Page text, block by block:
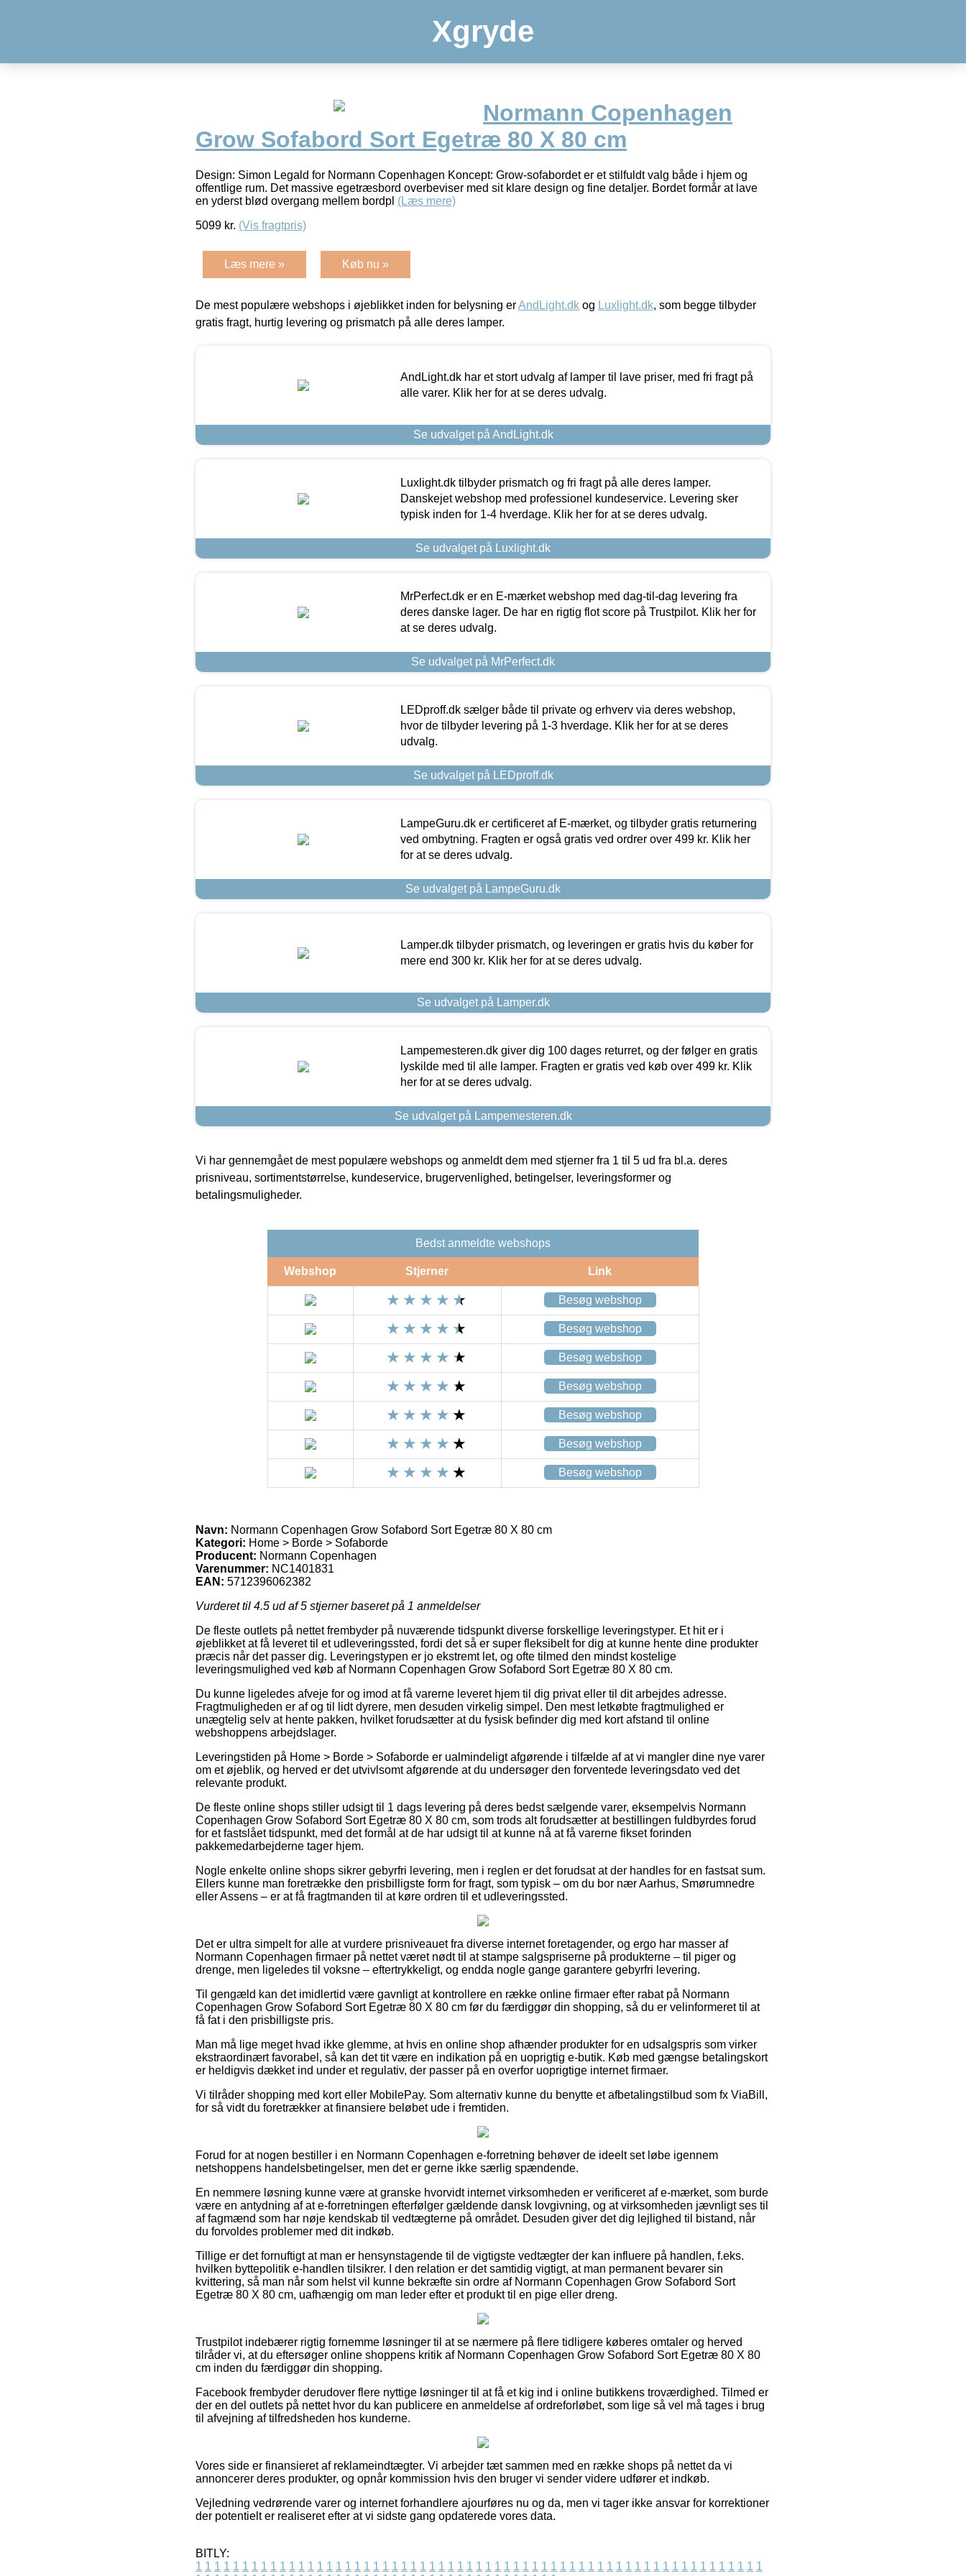
Xgryde
Normann Copenhagen
Grow Sofabord Sort Egetræ 80 X 80 cm
Design: Simon Legald for Normann Copenhagen Koncept: Grow-sofabordet er et stilfuldt valg både i hjem og
offentlige rum. Det massive egetræsbord overbeviser med sit klare design og fine detaljer. Bordet formår at lave
en yderst blød overgang mellem bordpl (Læs mere)
5099 kr. (Vis fragtpris)
Læs mere » Køb nu »
De mest populære webshops i øjeblikket inden for belysning erAndLight.dk og Luxlight.dk, som begge tilbyder
gratis fragt, hurtig levering og prismatch på alle deres lamper.
AndLight.dk har et stort udvalg af lamper til lave priser, med fri fragt på
alle varer. Klik her for at se deres udvalg.
Se udvalget på AndLight.dk
Luxlight.dk tilbyder prismatch og fri fragt på alle deres lamper.
Danskejet webshop med professionel kundeservice. Levering sker
typisk inden for 1-4 hverdage. Klik her for at se deres udvalg.
Se udvalget på Luxlight.dk
MrPerfect.dk er en E-mærket webshop med dag-til-dag levering fra
deres danske lager. De har en rigtig flot score på Trustpilot. Klik her for
at se deres udvalg.
Se udvalget på MrPerfect.dk
LEDproff.dk sælger både til private og erhverv via deres webshop,
hvor de tilbyder levering på 1-3 hverdage. Klik her for at se deres
udvalg.
Se udvalget på LEDproff.dk
LampeGuru.dk er certificeret af E-mærket, og tilbyder gratis returnering
ved ombytning. Fragten er også gratis ved ordrer over 499 kr. Klik her
for at se deres udvalg.
Se udvalget på LampeGuru.dk
Lamper.dk tilbyder prismatch, og leveringen er gratis hvis du køber for
mere end 300 kr. Klik her for at se deres udvalg.
Se udvalget på Lamper.dk
Lampemesteren.dk giver dig 100 dages returret, og der følger en gratis
lyskilde med til alle lamper. Fragten er gratis ved køb over 499 kr. Klik
her for at se deres udvalg.
Se udvalget på Lampemesteren.dk
Vi har gennemgået de mest populære webshops og anmeldt dem med stjerner fra 1 til 5 ud fra bl.a. deres
prisniveau, sortimentstørrelse, kundeservice, brugervenlighed, betingelser, leveringsformer og
betalingsmuligheder.
Bedst anmeldte webshops
Webshop Stjerner Link
Besøg webshop
Besøg webshop
Besøg webshop
Besøg webshop
Besøg webshop
Besøg webshop
Besøg webshop
Navn: Normann Copenhagen Grow Sofabord Sort Egetræ 80 X 80 cm
Kategori: Home > Borde > Sofaborde
Producent: Normann Copenhagen
Varenummer: NC1401831
EAN: 5712396062382
Vurderet til 4.5 ud af 5 stjerner baseret på 1 anmeldelser
De fleste outlets på nettet frembyder på nuværende tidspunkt diverse forskellige leveringstyper. Et hit er i
øjeblikket at få leveret til et udleveringssted, fordi det så er super fleksibelt for dig at kunne hente dine produkter
præcis når det passer dig. Leveringstypen er jo ekstremt let, og ofte tilmed den mindst kostelige
leveringsmulighed ved køb af Normann Copenhagen Grow Sofabord Sort Egetræ 80 X 80 cm.
Du kunne ligeledes afveje for og imod at få varerne leveret hjem til dig privat eller til dit arbejdes adresse.
Fragtmuligheden er af og til lidt dyrere, men desuden virkelig simpel. Den mest letkøbte fragtmulighed er
unægtelig selv at hente pakken, hvilket forudsætter at du fysisk befinder dig med kort afstand til online
webshoppens arbejdslager.
Leveringstiden på Home > Borde > Sofaborde er ualmindeligt afgørende i tilfælde af at vi mangler dine nye varer
om et øjeblik, og herved er det utvivlsomt afgørende at du undersøger den forventede leveringsdato ved det
relevante produkt.
De fleste online shops stiller udsigt til 1 dags levering på deres bedst sælgende varer, eksempelvis Normann
Copenhagen Grow Sofabord Sort Egetræ 80 X 80 cm, som trods alt forudsætter at bestillingen fuldbyrdes forud
for et fastslået tidspunkt, med det formål at de har udsigt til at kunne nå at få varerne fikset forinden
pakkemedarbejderne tager hjem.
Nogle enkelte online shops sikrer gebyrfri levering, men i reglen er det forudsat at der handles for en fastsat sum.
Ellers kunne man foretrække den prisbilligste form for fragt, som typisk – om du bor nær Aarhus, Smørumnedre
eller Assens – er at få fragtmanden til at køre ordren til et udleveringssted.
Det er ultra simpelt for alle at vurdere prisniveauet fra diverse internet foretagender, og ergo har masser af
Normann Copenhagen firmaer på nettet været nødt til at stampe salgspriserne på produkterne – til piger og
drenge, men ligeledes til voksne – eftertrykkeligt, og endda nogle gange garantere gebyrfri levering.
Til gengæld kan det imidlertid være gavnligt at kontrollere en række online firmaer efter rabat på Normann
Copenhagen Grow Sofabord Sort Egetræ 80 X 80 cm før du færdiggør din shopping, så du er velinformeret til at
få fat i den prisbilligste pris.
Man må lige meget hvad ikke glemme, at hvis en online shop afhænder produkter for en udsalgspris som virker
ekstraordinært favorabel, så kan det tit være en indikation på en uoprigtig e-butik. Køb med gængse betalingskort
er heldigvis dækket ind under et regulativ, der passer på en overfor uoprigtige internet firmaer.
Vi tilråder shopping med kort eller MobilePay. Som alternativ kunne du benytte et afbetalingstilbud som fx ViaBill,
for så vidt du foretrækker at finansiere beløbet ude i fremtiden.
Forud for at nogen bestiller i en Normann Copenhagen e-forretning behøver de ideelt set løbe igennem
netshoppens handelsbetingelser, men det er gerne ikke særlig spændende.
En nemmere løsning kunne være at granske hvorvidt internet virksomheden er verificeret af e-mærket, som burde
være en antydning af at e-forretningen efterfølger gældende dansk lovgivning, og at virksomheden jævnligt ses til
af fagmænd som har nøje kendskab til vedtægterne på området. Desuden giver det dig lejlighed til bistand, når
du forvoldes problemer med dit indkøb.
Tillige er det fornuftigt at man er hensynstagende til de vigtigste vedtægter der kan influere på handlen, f.eks.
hvilken byttepolitik e-handlen tilsikrer. I den relation er det samtidig vigtigt, at man permanent bevarer sin
kvittering, så man når som helst vil kunne bekræfte sin ordre af Normann Copenhagen Grow Sofabord Sort
Egetræ 80 X 80 cm, uafhængig om man leder efter et produkt til en pige eller dreng.
Trustpilot indebærer rigtig fornemme løsninger til at se nærmere på flere tidligere køberes omtaler og herved
tilråder vi, at du eftersøger online shoppens kritik af Normann Copenhagen Grow Sofabord Sort Egetræ 80 X 80
cm inden du færdiggør din shopping.
Facebook frembyder derudover flere nyttige løsninger til at få et kig ind i online butikkens troværdighed. Tilmed er
der en del outlets på nettet hvor du kan publicere en anmeldelse af ordreforløbet, som lige så vel må tages i brug
til afvejning af tilfredsheden hos kunderne.
Vores side er finansieret af reklameindtægter. Vi arbejder tæt sammen med en række shops på nettet da vi
annoncerer deres produkter, og opnår kommission hvis den bruger vi sender videre udfører et indkøb.
Vejledning vedrørende varer og internet forhandlere ajourføres nu og da, men vi tager ikke ansvar for korrektioner
der potentielt er realiseret efter at vi sidste gang opdaterede vores data.
BITLY:
1 1 1 1 1 1 1 1 1 1 1 1 1 1 1 1 1 1 1 1 1 1 1 1 1 1 1 1 1 1 1 1 1 1 1 1 1 1 1 1 1 1 1 1 1 1 1 1 1 1 1 1 1 1 1 1 1 1 1 1 1